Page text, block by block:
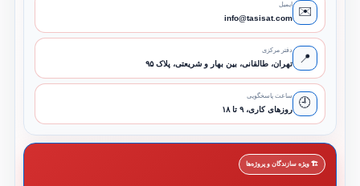
✉️ ایمیل
info@tasisat.com
📍
دفتر مرکزی
تهران، طالقانی، بین بهار و شریعتی، پلاک ۹۵
🕘 ساعت پاسخگویی
روزهای کاری، ۹ تا ۱۸
🏗️ ویژه سازندگان و پروژه‌ها